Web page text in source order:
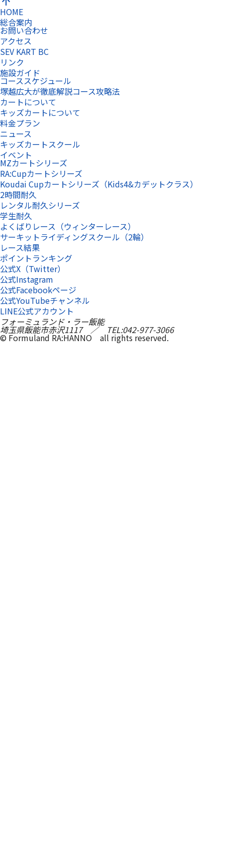
HOME
総合案内
お問い合わせ
アクセス
SEV KART BC
リンク
施設ガイド
コーススケジュール
塚越広大が徹底解説コース攻略法
カートについて
キッズカートについて
料金プラン
ニュース
キッズカートスクール
イベント
MZカートシリーズ
RA:Cupカートシリーズ
Koudai Cupカートシリーズ（Kids4&カデットクラス）
2時間耐久
レンタル耐久シリーズ
学生耐久
よくばりレース（ウィンターレース）
サーキットライディングスクール（2輪）
レース結果
ポイントランキング
公式X（Twitter）
公式Instagram
公式Facebookページ
公式YouTubeチャンネル
LINE公式アカウント
フォーミュランド・ラー飯能
埼玉県飯能市赤沢1117 ／ TEL:042-977-3066
© Formuland RA:HANNO all rights reserved.